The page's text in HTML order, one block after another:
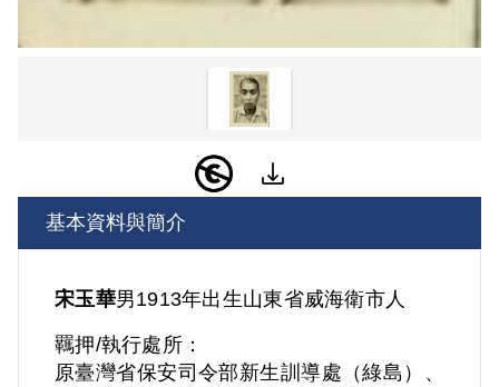
基本資料與簡介
宋玉華男1913年出生山東省威海衛市人
羈押/執行處所：
原臺灣省保安司令部新生訓導處（綠島）、